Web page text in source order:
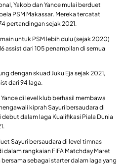
Yakob dan Yance mulai berduet
PSM Makassar. Mereka tercatat
pertandingan sejak 2021.
untuk PSM lebih dulu (sejak 2020)
assist dari 105 penampilan di semua
dengan skuad Juku Eja sejak 2021,
dari 94 laga.
di level klub berhasil membawa
kiprah Sayuri bersaudara di
dalam laga Kualifikasi Piala Dunia
Sayuri bersaudara di level timnas
rangkaian FIFA Matchday Maret
sebagai starter dalam laga yang